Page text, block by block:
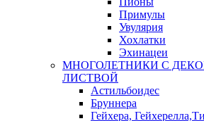
Примулы
Увулярия
Хохлатки
Эхинацеи
МНОГОЛЕТНИКИ С
ЛИСТВОЙ
Астильбоидес
Бруннера
Гейхера,